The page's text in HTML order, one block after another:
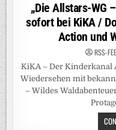
„Die Allstars-WG
sofort bei KiKA /
Action und
RSS-
KiKA – Der Kinderkanal
Wiedersehen mit
– Wildes